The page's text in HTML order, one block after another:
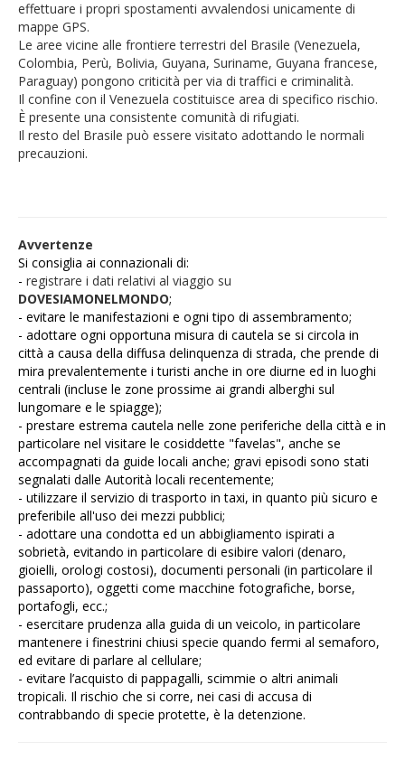
effettuare i propri spostamenti avvalendosi unicamente di
mappe GPS.
Le aree vicine alle frontiere terrestri del Brasile (Venezuela,
Colombia, Perù, Bolivia, Guyana, Suriname, Guyana francese,
Paraguay) pongono criticità per via di traffici e criminalità.
Il confine con il Venezuela costituisce area di specifico rischio.
È presente una consistente comunità di rifugiati.
Il resto del Brasile può essere visitato adottando le normali
precauzioni.
Avvertenze
Si consiglia ai connazionali di:
- registrare i dati relativi al viaggio su
DOVESIAMONELMONDO;
- evitare le manifestazioni e ogni tipo di assembramento;
- adottare ogni opportuna misura di cautela se si circola in
città a causa della diffusa delinquenza di strada, che prende di
mira prevalentemente i turisti anche in ore diurne ed in luoghi
centrali (incluse le zone prossime ai grandi alberghi sul
lungomare e le spiagge);
- prestare estrema cautela nelle zone periferiche della città e in
particolare nel visitare le cosiddette "favelas", anche se
accompagnati da guide locali anche; gravi episodi sono stati
segnalati dalle Autorità locali recentemente;
- utilizzare il servizio di trasporto in taxi, in quanto più sicuro e
preferibile all'uso dei mezzi pubblici;
- adottare una condotta ed un abbigliamento ispirati a
sobrietà, evitando in particolare di esibire valori (denaro,
gioielli, orologi costosi), documenti personali (in particolare il
passaporto), oggetti come macchine fotografiche, borse,
portafogli, ecc.;
- esercitare prudenza alla guida di un veicolo, in particolare
mantenere i finestrini chiusi specie quando fermi al semaforo,
ed evitare di parlare al cellulare;
- evitare l’acquisto di pappagalli, scimmie o altri animali
tropicali. Il rischio che si corre, nei casi di accusa di
contrabbando di specie protette, è la detenzione.